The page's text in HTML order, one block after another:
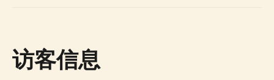
访客信息